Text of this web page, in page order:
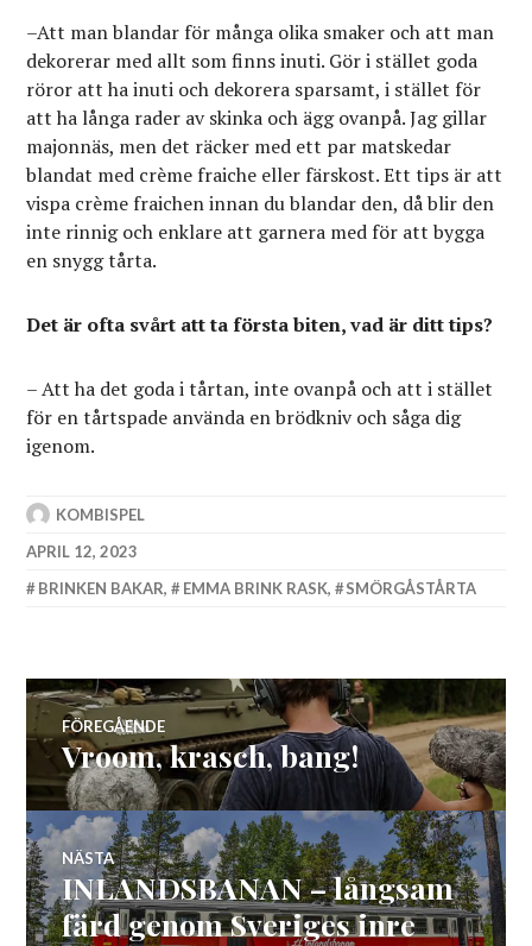
–Att man blandar för många olika smaker och att man
dekorerar med allt som finns inuti. Gör i stället goda
röror att ha inuti och dekorera sparsamt, i stället för
att ha långa rader av skinka och ägg ovanpå. Jag gillar
majonnäs, men det räcker med ett par matskedar
blandat med crème fraiche eller färskost. Ett tips är att
vispa crème fraichen innan du blandar den, då blir den
inte rinnig och enklare att garnera med för att bygga
en snygg tårta.
Det är ofta svårt att ta första biten, vad är ditt tips?
– Att ha det goda i tårtan, inte ovanpå och att i stället
för en tårtspade använda en brödkniv och såga dig
igenom.
KOMBISPEL
APRIL 12, 2023
BRINKEN BAKAR, EMMA BRINK RASK, SMÖRGÅSTÅRTA
Inläggsnavigering
FÖREGÅENDE
Föregående
inlägg:
Vroom, krasch, bang!
NÄSTA
Nästa
inlägg:
INLANDSBANAN – långsam
färd genom Sveriges inre